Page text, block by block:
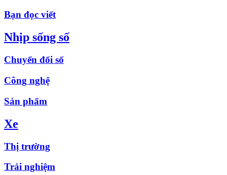
Bạn đọc viết
Nhịp sống số
Chuyển đổi số
Công nghệ
Sản phẩm
Xe
Thị trường
Trải nghiệm